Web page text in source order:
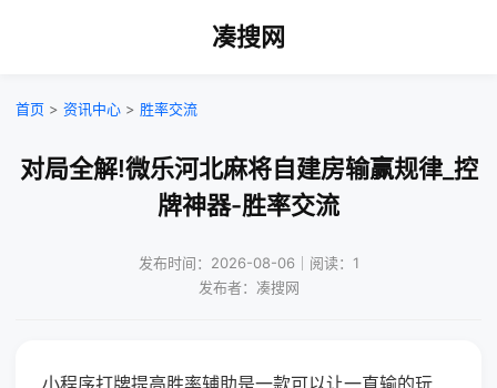
凑搜网
首页 > 资讯中心 > 胜率交流
对局全解!微乐河北麻将自建房输赢规律_控
牌神器-胜率交流
发布时间：2026-08-06｜阅读：1
发布者：凑搜网
小程序打牌提高胜率辅助是一款可以让一直输的玩